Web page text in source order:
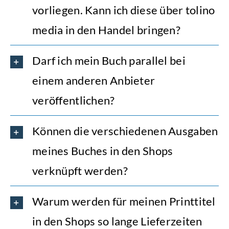
vorliegen. Kann ich diese über tolino
media in den Handel bringen?
Darf ich mein Buch parallel bei
einem anderen Anbieter
veröffentlichen?
Können die verschiedenen Ausgaben
meines Buches in den Shops
verknüpft werden?
Warum werden für meinen Printtitel
in den Shops so lange Lieferzeiten